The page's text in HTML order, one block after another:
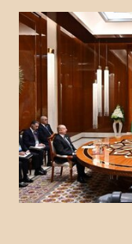
Тарыхы
ИШ ЧАРАЛАР
КАБАРЛАР
Казакстан
Кыргызстан
Туркия